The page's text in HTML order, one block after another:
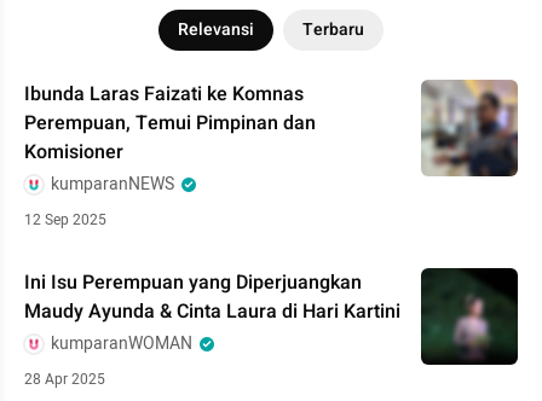
Relevansi Terbaru
Ibunda Laras Faizati ke Komnas
Perempuan, Temui Pimpinan dan
Komisioner
kumparanNEWS
12 Sep 2025
Ini Isu Perempuan yang Diperjuangkan
Maudy Ayunda & Cinta Laura di Hari Kartini
kumparanWOMAN
28 Apr 2025